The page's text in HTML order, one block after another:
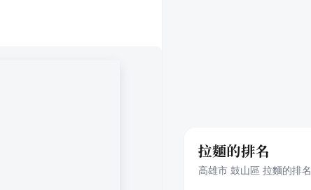
拉麵的排名
高雄市 鼓山區 拉麵的排名